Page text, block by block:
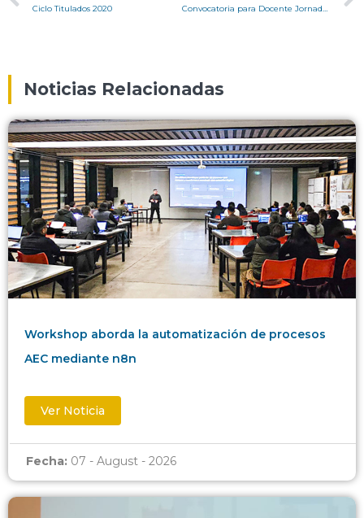
Ciclo Titulados 2020
Noticias Relacionadas
Workshop aborda la automatización de procesos
AEC mediante n8n
Ver Noticia
Fecha: 07 - August - 2026